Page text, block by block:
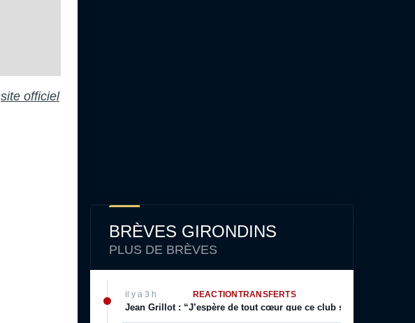
site officiel
BRÈVES GIRONDINS
PLUS DE BRÈVES
il y a 3 h RÉACTION TRANSFERTS
Jean Grillot : “J’espère de tout cœur que ce club se relèvera”